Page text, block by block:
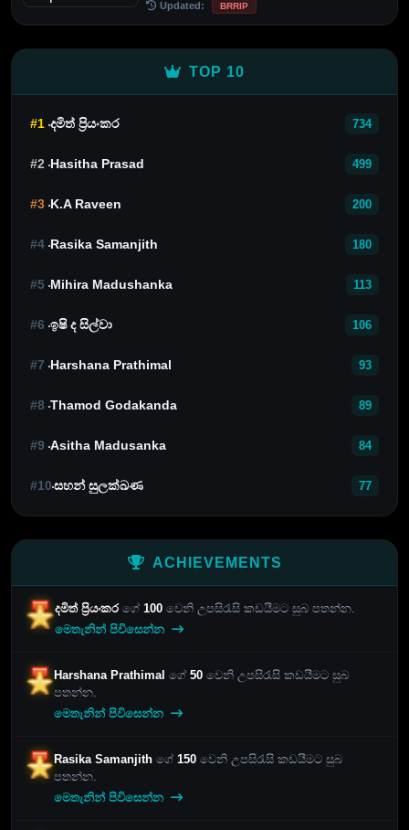
Updated: BRRIP
TOP 10
#1 දමිත් ප්‍රියංකර 734
#2 Hasitha Prasad 499
#3 K.A Raveen 200
#4 Rasika Samanjith 180
#5 Mihira Madushanka 113
#6 ඉෂි ද සිල්වා 106
#7 Harshana Prathimal 93
#8 Thamod Godakanda 89
#9 Asitha Madusanka 84
#10සහන් සුලක්ඛණ 77
ACHIEVEMENTS
දමිත් ප්‍රියංකර ගේ 100 වෙනි උපසිරැසි කඩයීමට සුබ පතන්න.
මෙතැනින් පිවිසෙන්න
Harshana Prathimal ගේ 50වෙනි උපසිරැසි කඩයීමට සුබ
පතන්න.
මෙතැනින් පිවිසෙන්න
Rasika Samanjithගේ150 වෙනි උපසිරැසි කඩයීමට සුබ
පතන්න.
මෙතැනින් පිවිසෙන්න